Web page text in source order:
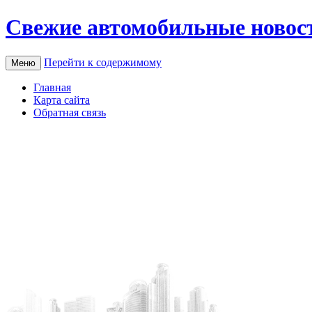
Свежие автомобильные
Меню Перейти к содержимому
Главная
Карта сайта
Обратная связь